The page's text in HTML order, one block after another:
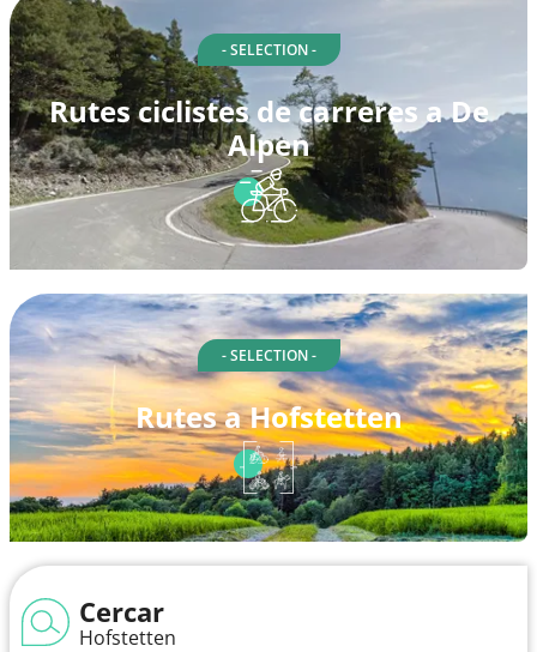
- SELECTION -
Rutes ciclistes de carreres a De
Alpen
- SELECTION -
Rutes a Hofstetten
Cercar
Hofstetten